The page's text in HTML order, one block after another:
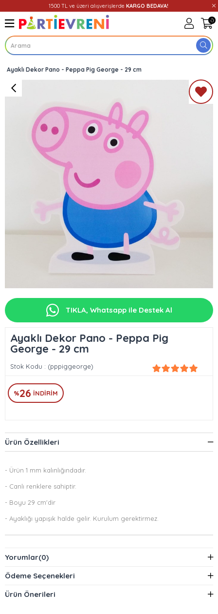
1500 TL ve üzeri alışverişlerde KARGO BEDAVA!
0
Üye Girişi Üye Ol
Ayaklı Dekor Pano - Peppa Pig George - 29 cm
TIKLA, Whatsapp ile Destek Al
Ayaklı Dekor Pano - Peppa Pig
George - 29 cm
Stok Kodu (pppiggeorge)
%26 İNDIRIM
Ürün Özellikleri
- Ürün 1 mm kalınlığındadır.
- Canlı renklere sahiptir.
- Boyu 29 cm'dir
- Ayaklığı yapışık halde gelir. Kurulum gerektirmez.
Yorumlar(0)
Ödeme Seçenekleri
Ürün Önerileri